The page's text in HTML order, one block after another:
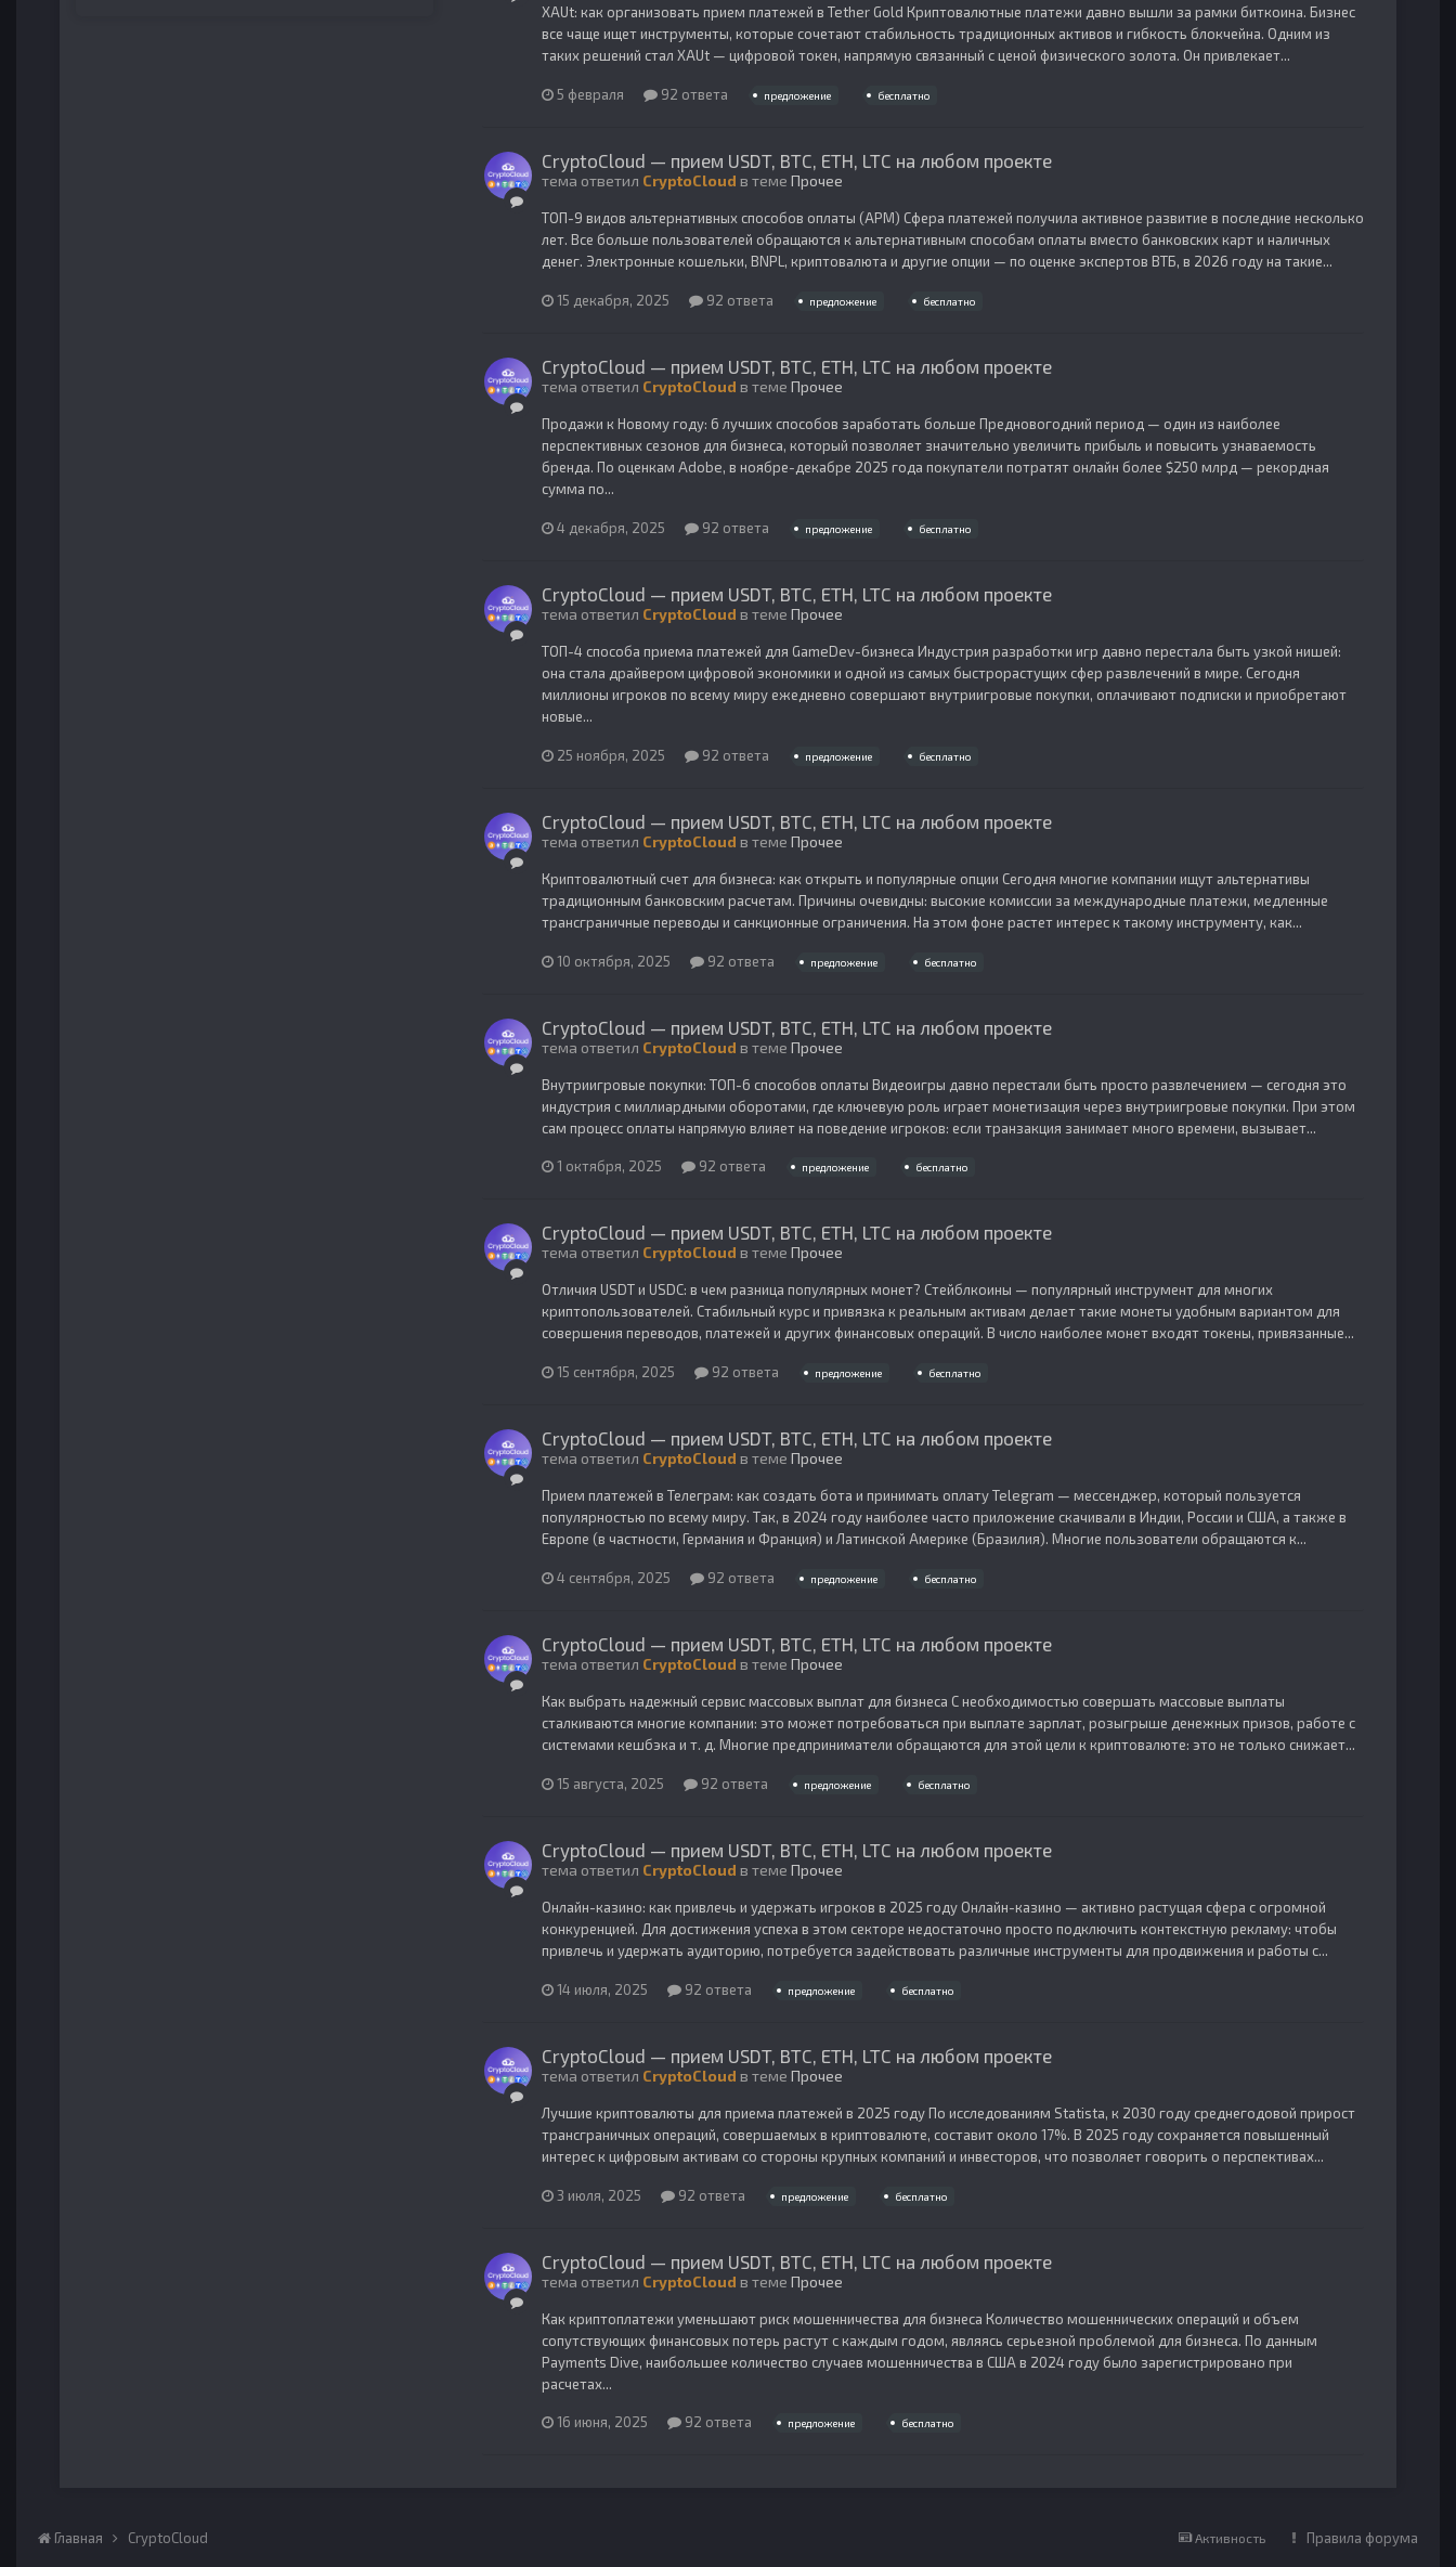
XAUt: как организовать прием платежей в Tether Gold Криптовалютные платежи давно вышли за рамки биткоина. Бизнес
все чаще ищет инструменты, которые сочетают стабильность традиционных активов и гибкость блокчейна. Одним из
таких решений стал XAUt — цифровой токен, напрямую связанный с ценой физического золота. Он привлекает...
5 февраля 92 ответа предложение бесплатно
CryptoCloud — прием USDT, BTC, ETH, LTC на любом проекте
тема ответил CryptoCloud в теме Прочее
ТОП-9 видов альтернативных способов оплаты (APM) Сфера платежей получила активное развитие в последние несколько
лет. Все больше пользователей обращаются к альтернативным способам оплаты вместо банковских карт и наличных
денег. Электронные кошельки, BNPL, криптовалюта и другие опции — по оценке экспертов ВТБ, в 2026 году на такие...
15 декабря, 2025 92 ответа предложение бесплатно
CryptoCloud — прием USDT, BTC, ETH, LTC на любом проекте
тема ответил CryptoCloud в теме Прочее
Продажи к Новому году: 6 лучших способов заработать больше Предновогодний период — один из наиболее
перспективных сезонов для бизнеса, который позволяет значительно увеличить прибыль и повысить узнаваемость
бренда. По оценкам Adobe, в ноябре-декабре 2025 года покупатели потратят онлайн более $250 млрд — рекордная
сумма по...
4 декабря, 2025 92 ответа предложение бесплатно
CryptoCloud — прием USDT, BTC, ETH, LTC на любом проекте
тема ответил CryptoCloud в теме Прочее
ТОП-4 способа приема платежей для GameDev-бизнеса Индустрия разработки игр давно перестала быть узкой нишей:
она стала драйвером цифровой экономики и одной из самых быстрорастущих сфер развлечений в мире. Сегодня
миллионы игроков по всему миру ежедневно совершают внутриигровые покупки, оплачивают подписки и приобретают
новые...
25 ноября, 2025 92 ответа предложение бесплатно
CryptoCloud — прием USDT, BTC, ETH, LTC на любом проекте
тема ответил CryptoCloud в теме Прочее
Криптовалютный счет для бизнеса: как открыть и популярные опции Сегодня многие компании ищут альтернативы
традиционным банковским расчетам. Причины очевидны: высокие комиссии за международные платежи, медленные
трансграничные переводы и санкционные ограничения. На этом фоне растет интерес к такому инструменту, как...
10 октября, 2025 92 ответа предложение бесплатно
CryptoCloud — прием USDT, BTC, ETH, LTC на любом проекте
тема ответил CryptoCloud в теме Прочее
Внутриигровые покупки: ТОП-6 способов оплаты Видеоигры давно перестали быть просто развлечением — сегодня это
индустрия с миллиардными оборотами, где ключевую роль играет монетизация через внутриигровые покупки. При этом
сам процесс оплаты напрямую влияет на поведение игроков: если транзакция занимает много времени, вызывает...
1 октября, 2025 92 ответа предложение бесплатно
CryptoCloud — прием USDT, BTC, ETH, LTC на любом проекте
тема ответил CryptoCloud в теме Прочее
Отличия USDT и USDC: в чем разница популярных монет? Стейблкоины — популярный инструмент для многих
криптопользователей. Стабильный курс и привязка к реальным активам делает такие монеты удобным вариантом для
совершения переводов, платежей и других финансовых операций. В число наиболее монет входят токены, привязанные...
15 сентября, 2025 92 ответа предложение бесплатно
CryptoCloud — прием USDT, BTC, ETH, LTC на любом проекте
тема ответил CryptoCloud в теме Прочее
Прием платежей в Телеграм: как создать бота и принимать оплату Telegram — мессенджер, который пользуется
популярностью по всему миру. Так, в 2024 году наиболее часто приложение скачивали в Индии, России и США, а также в
Европе (в частности, Германия и Франция) и Латинской Америке (Бразилия). Многие пользователи обращаются к...
4 сентября, 2025 92 ответа предложение бесплатно
CryptoCloud — прием USDT, BTC, ETH, LTC на любом проекте
тема ответил CryptoCloud в теме Прочее
Как выбрать надежный сервис массовых выплат для бизнеса С необходимостью совершать массовые выплаты
сталкиваются многие компании: это может потребоваться при выплате зарплат, розыгрыше денежных призов, работе с
системами кешбэка и т. д. Многие предприниматели обращаются для этой цели к криптовалюте: это не только снижает...
15 августа, 2025 92 ответа предложение бесплатно
CryptoCloud — прием USDT, BTC, ETH, LTC на любом проекте
тема ответил CryptoCloud в теме Прочее
Онлайн-казино: как привлечь и удержать игроков в 2025 году Онлайн-казино — активно растущая сфера с огромной
конкуренцией. Для достижения успеха в этом секторе недостаточно просто подключить контекстную рекламу: чтобы
привлечь и удержать аудиторию, потребуется задействовать различные инструменты для продвижения и работы с...
14 июля, 2025 92 ответа предложение бесплатно
CryptoCloud — прием USDT, BTC, ETH, LTC на любом проекте
тема ответил CryptoCloud в теме Прочее
Лучшие криптовалюты для приема платежей в 2025 году По исследованиям Statista, к 2030 году среднегодовой прирост
трансграничных операций, совершаемых в криптовалюте, составит около 17%. В 2025 году сохраняется повышенный
интерес к цифровым активам со стороны крупных компаний и инвесторов, что позволяет говорить о перспективах...
3 июля, 2025 92 ответа предложение бесплатно
CryptoCloud — прием USDT, BTC, ETH, LTC на любом проекте
тема ответил CryptoCloud в теме Прочее
Как криптоплатежи уменьшают риск мошенничества для бизнеса Количество мошеннических операций и объем
сопутствующих финансовых потерь растут с каждым годом, являясь серьезной проблемой для бизнеса. По данным
Payments Dive, наибольшее количество случаев мошенничества в США в 2024 году было зарегистрировано при
расчетах...
16 июня, 2025 92 ответа предложение бесплатно
Активность Правила форума
Главная CryptoCloud